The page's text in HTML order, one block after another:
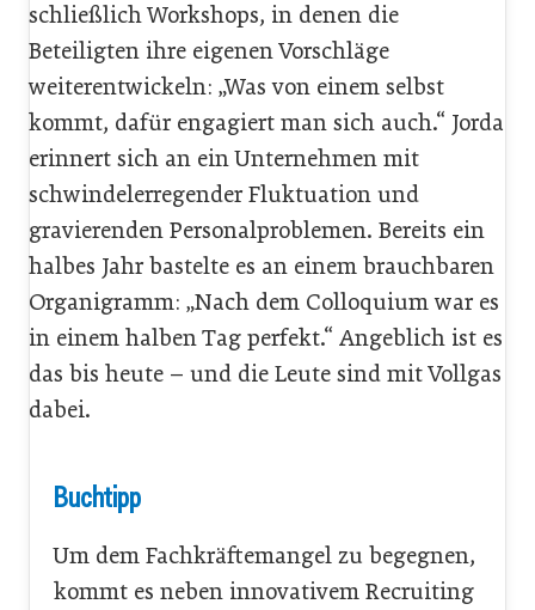
schließlich Workshops, in denen die
Beteiligten ihre eigenen Vorschläge
weiterentwickeln: „Was von einem selbst
kommt, dafür engagiert man sich auch.“ Jorda
erinnert sich an ein Unternehmen mit
schwindelerregender Fluktuation und
gravierenden Personalproblemen. Bereits ein
halbes Jahr bastelte es an einem brauchbaren
Organigramm: „Nach dem Colloquium war es
in einem halben Tag perfekt.“ Angeblich ist es
das bis heute – und die Leute sind mit Vollgas
dabei.
Buchtipp
Um dem Fachkräftemangel zu begegnen,
kommt es neben innovativem Recruiting